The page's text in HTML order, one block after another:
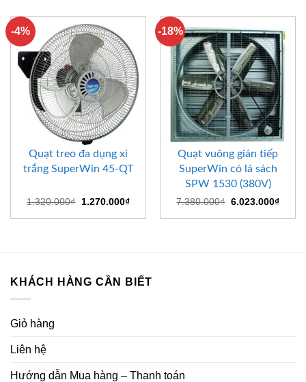
-4%
Quạt treo đa dụng xi
trắng SuperWin 45-QT
1.320.000₫
Giá
là:
1.270.000₫Giá
tại
-18%
Quạt vuông gián tiếp
SuperWin có lá sách
SPW 1530 (380V)
7.380.000₫ Giá
là:
6.023.000₫Giá
tại
KHÁCH HÀNG CẦN BIẾT
Giỏ hàng
Liên hệ
Hướng dẫn Mua hàng – Thanh toán